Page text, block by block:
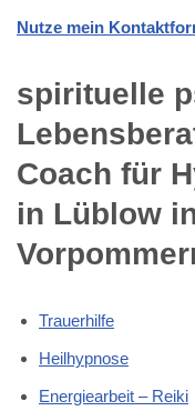
Nutze mein
spirituelle
Coach für
in Lüblow
Trauerhilfe
Heilhypnose
Energiearbeit – Reiki